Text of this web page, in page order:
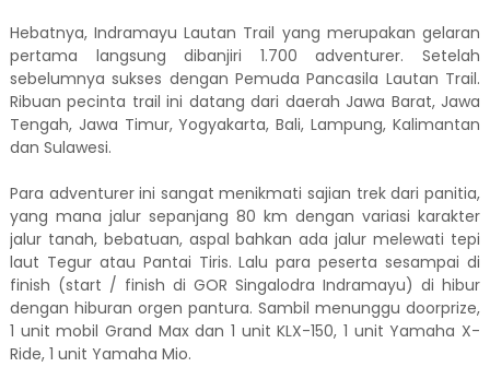
Hebatnya, Indramayu Lautan Trail yang merupakan gelaran
pertama langsung dibanjiri 1.700 adventurer. Setelah
sebelumnya sukses dengan Pemuda Pancasila Lautan Trail.
Ribuan pecinta trail ini datang dari daerah Jawa Barat, Jawa
Tengah, Jawa Timur, Yogyakarta, Bali, Lampung, Kalimantan
dan Sulawesi.
Para adventurer ini sangat menikmati sajian trek dari panitia,
yang mana jalur sepanjang 80 km dengan variasi karakter
jalur tanah, bebatuan, aspal bahkan ada jalur melewati tepi
laut Tegur atau Pantai Tiris. Lalu para peserta sesampai di
finish (start / finish di GOR Singalodra Indramayu) di hibur
dengan hiburan orgen pantura. Sambil menunggu doorprize,
1 unit mobil Grand Max dan 1 unit KLX-150, 1 unit Yamaha X-
Ride, 1 unit Yamaha Mio.